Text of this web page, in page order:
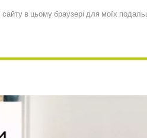
в цьому браузері для моїх